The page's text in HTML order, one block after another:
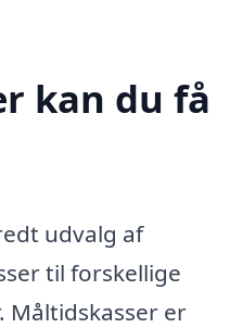
kan du få
udvalg af
til forskellige
er